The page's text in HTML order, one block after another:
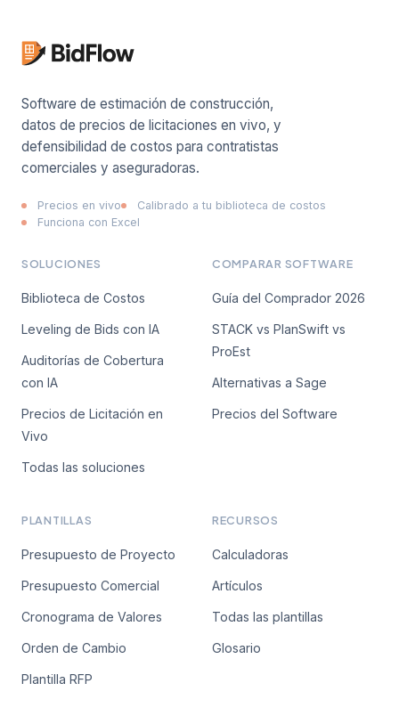
Solicitar acceso anticipado
Nombre
Correo de trabajo
Solicitar acceso
Sin spam. Te avisamos por correo en cuanto se abra el
acceso.
Software de estimación de construcción,
datos de precios de licitaciones en vivo, y
defensibilidad de costos para contratistas
comerciales y aseguradoras.
Precios en vivo
Calibrado a tu biblioteca de costos
Funciona con Excel
SOLUCIONES
Biblioteca de Costos
Leveling de Bids con IA
Auditorías de Cobertura
con IA
Precios de Licitación en
Vivo
Todas las soluciones
COMPARAR SOFTWARE
Guía del Comprador 2026
STACK vs PlanSwift vs
ProEst
Alternativas a Sage
Precios del Software
PLANTILLAS
Presupuesto de Proyecto
Presupuesto Comercial
Cronograma de Valores
Orden de Cambio
Plantilla RFP
RECURSOS
Calculadoras
Artículos
Todas las plantillas
Glosario